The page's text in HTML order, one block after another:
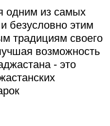
одним из самых
безусловно этим
традициям своего
возможность
- это